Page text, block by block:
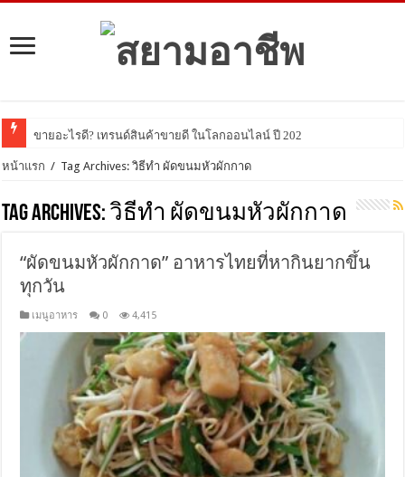
ขายอะไรดี? เทรนด์สินค้าขายดี ในโลกออนไลน์ ปี 2021 มีอะไร
หน้าแรก / Tag Archives: วิธีทำ ผัดขนมหัวผักกาด
Tag Archives: วิธีทำ ผัดขนมหัวผักกาด
“ผัดขนมหัวผักกาด” อาหารไทยที่หากินยากขึ้น
ทุกวัน
เมนูอาหาร 0 4,415